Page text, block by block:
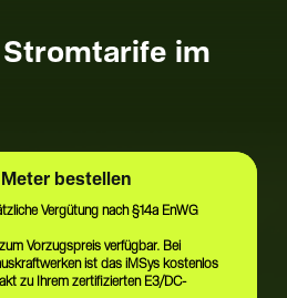
Stromtarife im
bestellen
Vergütung nach §14a EnWG
Vorzugspreis verfügbar. Bei
ist das iMSys kostenlos
zu Ihrem zertifizierten E3/DC-